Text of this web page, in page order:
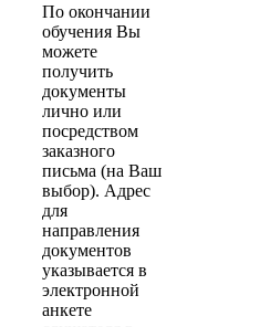
По окончании
обучения Вы
можете
получить
документы
лично или
посредством
заказного
письма (на Ваш
выбор). Адрес
для
направления
документов
указывается в
электронной
анкете